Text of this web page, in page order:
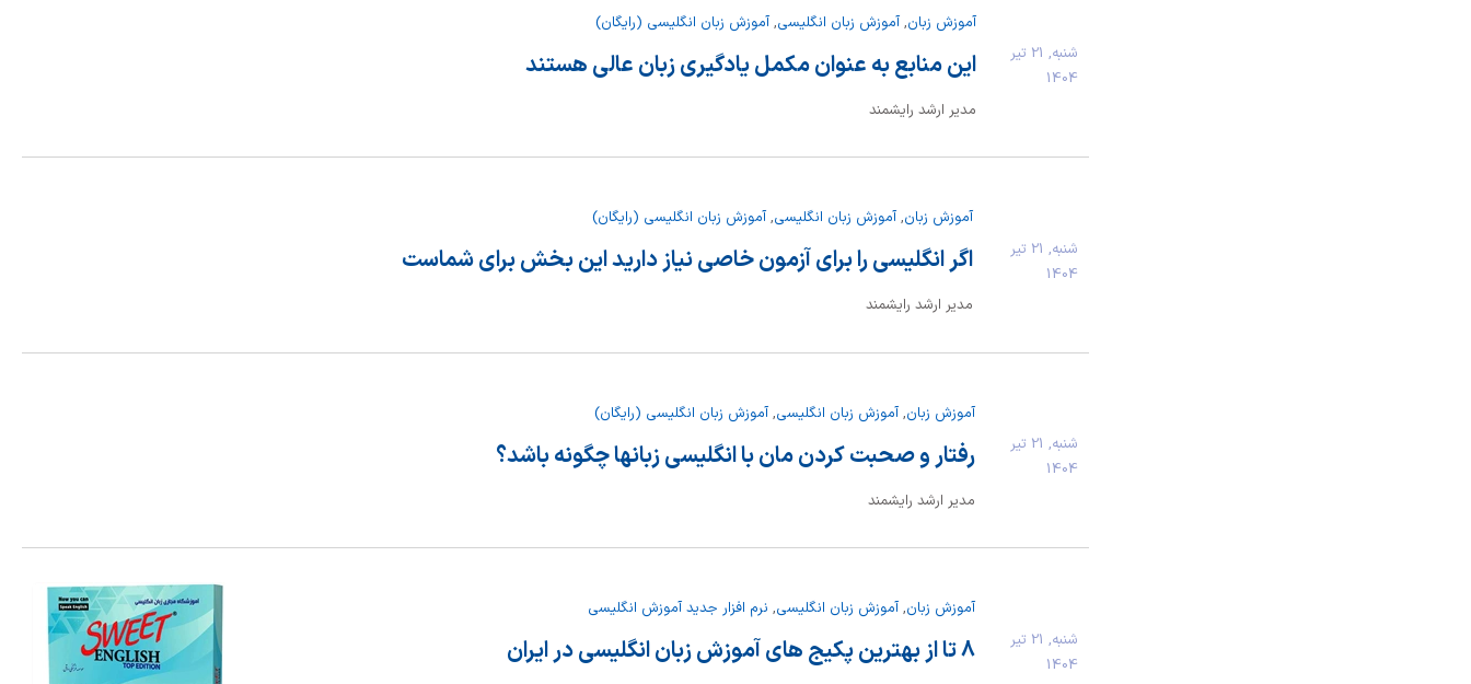
شنبه, 21 تیر
1404
آموزش زبان,آموزش زبان انگلیسی,آموزش زبان انگلیسی (رایگان)
این منابع به عنوان مکمل یادگیری زبان عالی هستند
مدیر ارشد رایشمند
شنبه, 21 تیر
1404
آموزش زبان, آموزش زبان انگلیسی, آموزش زبان انگلیسی (رایگان)
اگر انگلیسی را برای آزمون خاصی نیاز دارید این بخش برای شماست
مدیر ارشد رایشمند
شنبه, 21 تیر
1404
آموزش زبان, آموزش زبان انگلیسی, آموزش زبان انگلیسی (رایگان)
رفتار و صحبت کردن مان با انگلیسی زبانها چگونه باشد؟
مدیر ارشد رایشمند
شنبه, 21 تیر
1404
آموزش زبان, آموزش زبان انگلیسی, نرم افزار جدید آموزش انگلیسی
8 تا از بهترین پکیج های آموزش زبان انگلیسی در ایران